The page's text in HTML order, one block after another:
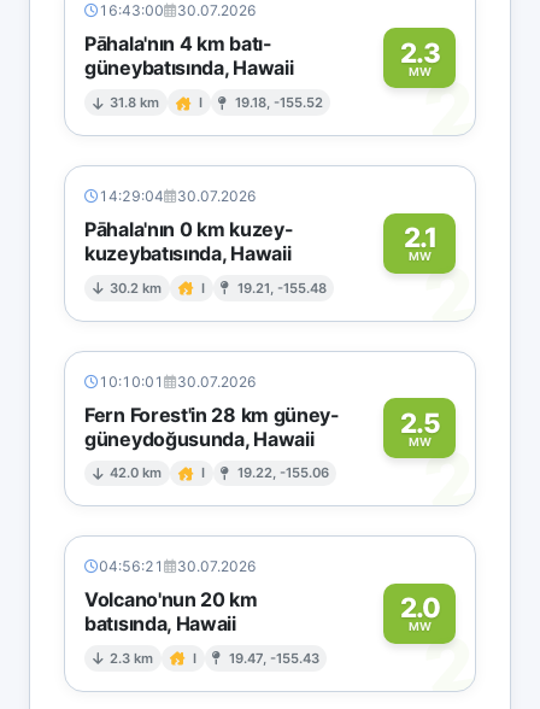
16:43:00 30.07.2026
Pāhala'nın 4 km batı-
güneybatısında, Hawaii
31.8 km I 19.18, -155.52
2.3
MW2
14:29:04 30.07.2026
Pāhala'nın 0 km kuzey-
kuzeybatısında, Hawaii
30.2 km I 19.21, -155.48
2.1
MW2
10:10:01 30.07.2026
Fern Forest'in 28 km güney-
güneydoğusunda, Hawaii
42.0 km I 19.22, -155.06
2.5
MW2
04:56:21 30.07.2026
Volcano'nun 20 km
batısında, Hawaii
2.3 km I 19.47, -155.43
2.0
MW
2